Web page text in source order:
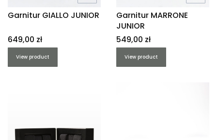
Garnitur GIALLO JUNIOR
Price
649,00 zł
View product
Garnitur MARRONE
JUNIOR
Price
549,00 zł
View product